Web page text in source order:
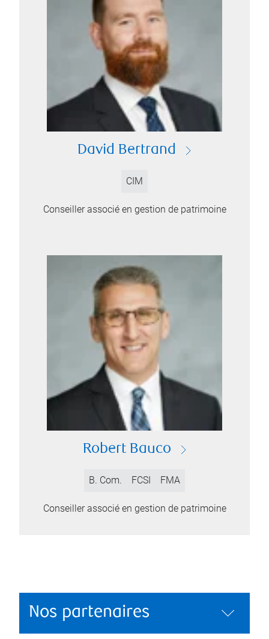
David Bertrand
CIM
Conseiller associé en gestion de patrimoine
Robert Bauco
B. Com. FCSI FMA
Conseiller associé en gestion de patrimoine
Nos partenaires